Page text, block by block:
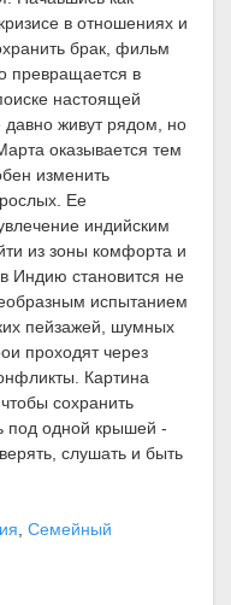
в отношениях и
брак, фильм
превращается в
настоящей
живут рядом, но
оказывается тем
изменить
Ее
индийским
из зоны комфорта и
Индию становится не
испытанием
пейзажей, шумных
проходят через
Картина
сохранить
под одной крышей -
слушать и быть
Семейный